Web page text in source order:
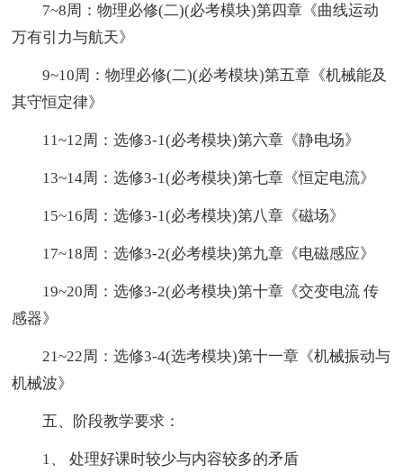
7~8周：物理必修(二)(必考模块)第四章《曲线运动
万有引力与航天》
9~10周：物理必修(二)(必考模块)第五章《机械能及
其守恒定律》
11~12周：选修3-1(必考模块)第六章《静电场》
13~14周：选修3-1(必考模块)第七章《恒定电流》
15~16周：选修3-1(必考模块)第八章《磁场》
17~18周：选修3-2(必考模块)第九章《电磁感应》
19~20周：选修3-2(必考模块)第十章《交变电流 传
感器》
21~22周：选修3-4(选考模块)第十一章《机械振动与
机械波》
五、阶段教学要求：
1、 处理好课时较少与内容较多的矛盾